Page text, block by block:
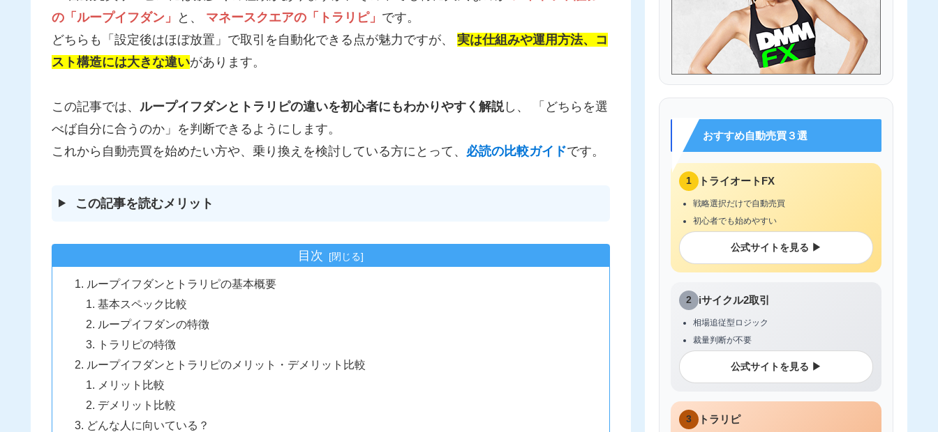
の「ループイフダン」
と、 マネースクエアの「トラリピ」 です。
どちらも「設定後はほぼ放置」で取引を自動化できる点が魅力ですが、 実は仕組みや運用方法、コ
スト構造には大きな違いがあります。
この記事では、 ループイフダンとトラリピの違いを初心者にもわかりやすく解説し、 「どちらを選
べば自分に合うのか」を判断できるようにします。
これから自動売買を始めたい方や、乗り換えを検討している方にとって、 必読の比較ガイドです。
この記事を読むメリット
目次
ループイフダンとトラリピの基本概要
基本スペック比較
ループイフダンの特徴
トラリピの特徴
ループイフダンとトラリピのメリット・デメリット比較
メリット比較
デメリット比較
どんな人に向いている？
おすすめ自動売買３選
1 トライオートFX
戦略選択だけで自動売買
初心者でも始めやすい
公式サイトを見る ▶
2 iサイクル2取引
相場追従型ロジック
裁量判断が不要
公式サイトを見る ▶
3 トラリピ